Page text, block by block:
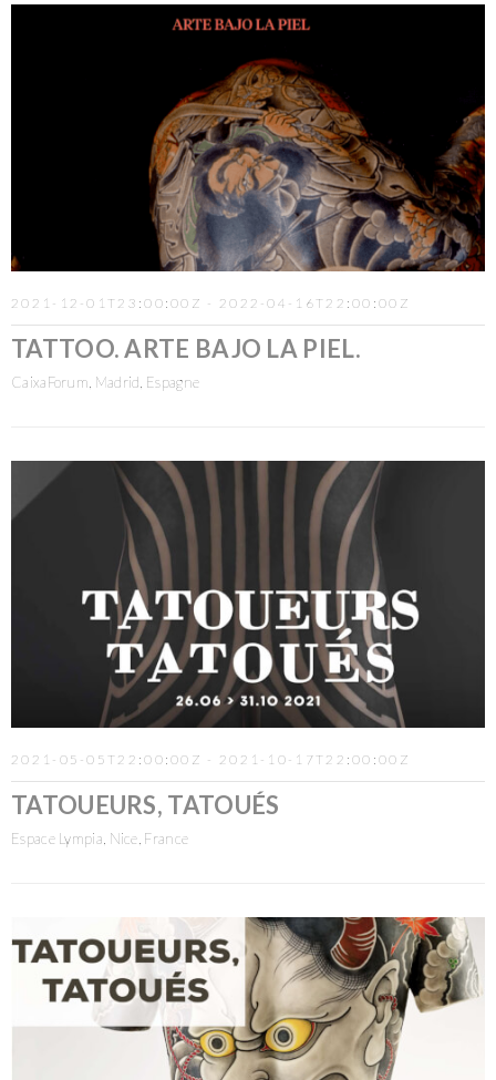
2021-12-01T23:00:00Z - 2022-04-16T22:00:00Z
TATTOO. ARTE BAJO LA PIEL.
CaixaForum, Madrid, Espagne
2021-05-05T22:00:00Z - 2021-10-17T22:00:00Z
TATOUEURS, TATOUÉS
Espace Lympia, Nice, France